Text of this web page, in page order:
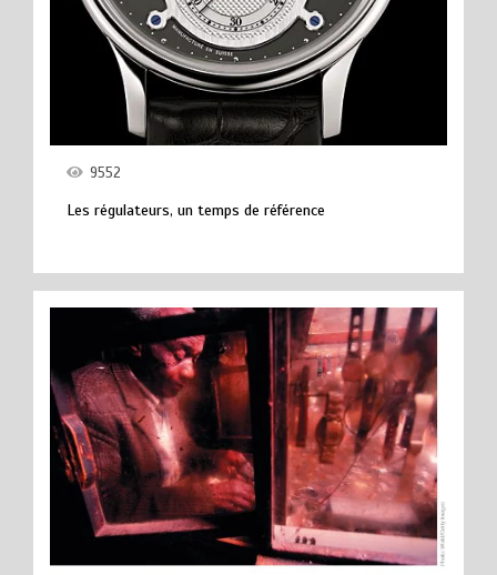
9552
Les régulateurs, un temps de référence